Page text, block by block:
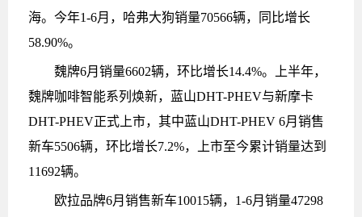
海。今年1-6月，哈弗大狗销量70566辆，同比增长
58.90%。
魏牌6月销量6602辆，环比增长14.4%。上半年，
魏牌咖啡智能系列焕新，蓝山DHT-PHEV与新摩卡
DHT-PHEV正式上市，其中蓝山DHT-PHEV 6月销售
新车5506辆，环比增长7.2%，上市至今累计销量达到
11692辆。
欧拉品牌6月销售新车10015辆，1-6月销量47298